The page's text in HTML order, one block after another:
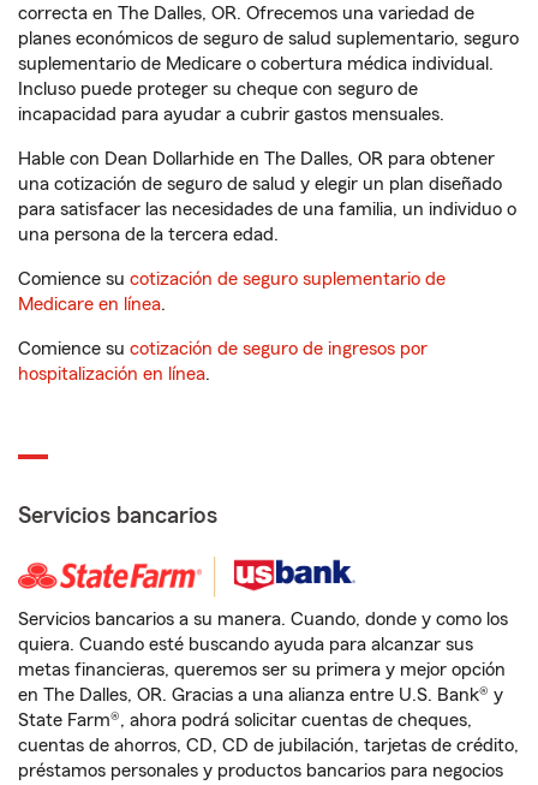
correcta en The Dalles, OR. Ofrecemos una variedad de
planes económicos de seguro de salud suplementario, seguro
suplementario de Medicare o cobertura médica individual.
Incluso puede proteger su cheque con seguro de
incapacidad para ayudar a cubrir gastos mensuales.
Hable con Dean Dollarhide en The Dalles, OR para obtener
una cotización de seguro de salud y elegir un plan diseñado
para satisfacer las necesidades de una familia, un individuo o
una persona de la tercera edad.
Comience su cotización de seguro suplementario de
Medicare en línea.
Comience su cotización de seguro de ingresos por
hospitalización en línea.
Servicios bancarios
Servicios bancarios a su manera. Cuando, donde y como los
quiera. Cuando esté buscando ayuda para alcanzar sus
metas financieras, queremos ser su primera y mejor opción
en The Dalles, OR. Gracias a una alianza entre U.S. Bank® y
State Farm®, ahora podrá solicitar cuentas de cheques,
cuentas de ahorros, CD, CD de jubilación, tarjetas de crédito,
préstamos personales y productos bancarios para negocios